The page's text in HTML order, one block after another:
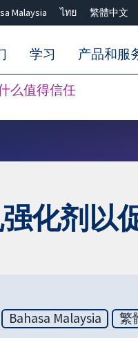
Malaysia ไทย 繁體中文
么值得信任
学习 产品和服
化剂以
Bahasa Malaysia 繁